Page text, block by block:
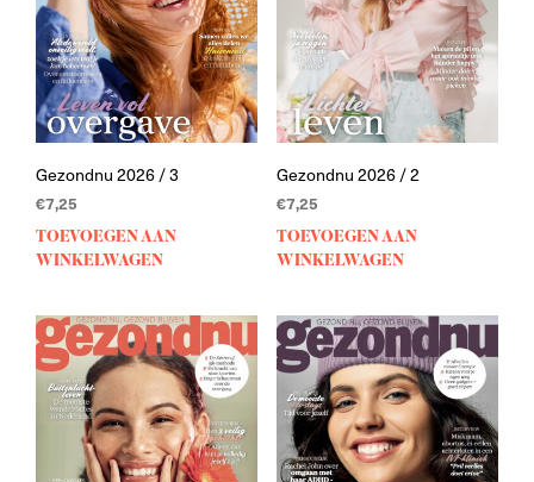
Gezondnu 2026 / 3
€7,25
TOEVOEGEN AAN
WINKELWAGEN
Gezondnu 2026 / 2
€7,25
TOEVOEGEN AAN
WINKELWAGEN